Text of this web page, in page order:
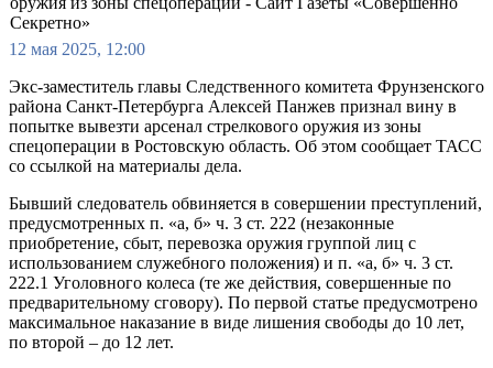
12 мая 2025, 12:00
Экс-заместитель главы Следственного комитета Фрунзенского
района Санкт-Петербурга Алексей Панжев признал вину в
попытке вывезти арсенал стрелкового оружия из зоны
спецоперации в Ростовскую область. Об этом сообщает ТАСС
со ссылкой на материалы дела.
Бывший следователь обвиняется в совершении преступлений,
предусмотренных п. «а, б» ч. 3 ст. 222 (незаконные
приобретение, сбыт, перевозка оружия группой лиц с
использованием служебного положения) и п. «а, б» ч. 3 ст.
222.1 Уголовного колеса (те же действия, совершенные по
предварительному сговору). По первой статье предусмотрено
максимальное наказание в виде лишения свободы до 10 лет,
по второй – до 12 лет.